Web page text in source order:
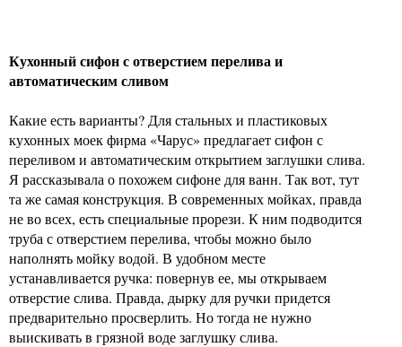
Кухонный сифон с отверстием перелива и
автоматическим сливом
Какие есть варианты? Для стальных и пластиковых
кухонных моек фирма «Чарус» предлагает сифон с
переливом и автоматическим открытием заглушки слива.
Я рассказывала о похожем сифоне для ванн. Так вот, тут
та же самая конструкция. В современных мойках, правда
не во всех, есть специальные прорези. К ним подводится
труба с отверстием перелива, чтобы можно было
наполнять мойку водой. В удобном месте
устанавливается ручка: повернув ее, мы открываем
отверстие слива. Правда, дырку для ручки придется
предварительно просверлить. Но тогда не нужно
выискивать в грязной воде заглушку слива.